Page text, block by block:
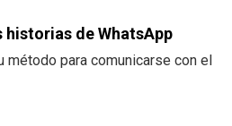
historias de WhatsApp
método para comunicarse con el